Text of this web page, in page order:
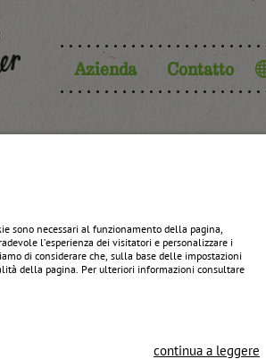
sono necessari al funzionamento della pagina,
l’esperienza dei visitatori e personalizzare i
di considerare che, sulla base delle impostazioni
della pagina. Per ulteriori informazioni consultare
continua a leggere
Azienda Contatto